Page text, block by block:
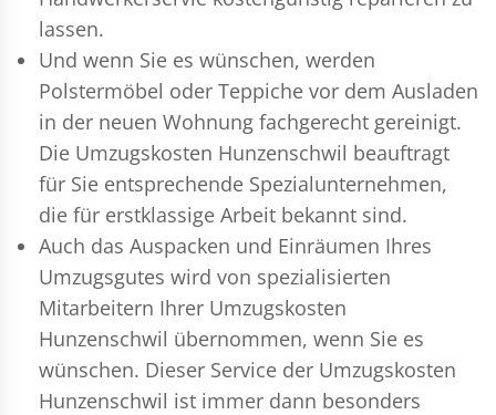
lassen.
Und wenn Sie es wünschen, werden
Polstermöbel oder Teppiche vor dem Ausladen
in der neuen Wohnung fachgerecht gereinigt.
Die Umzugskosten Hunzenschwil beauftragt
für Sie entsprechende Spezialunternehmen,
die für erstklassige Arbeit bekannt sind.
Auch das Auspacken und Einräumen Ihres
Umzugsgutes wird von spezialisierten
Mitarbeitern Ihrer Umzugskosten
Hunzenschwil übernommen, wenn Sie es
wünschen. Dieser Service der Umzugskosten
Hunzenschwil ist immer dann besonders